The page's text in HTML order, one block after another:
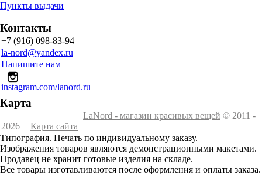
Пункты выдачи
Контакты
+7 (916) 098-83-94
la-nord@yandex.ru
Напишите нам
instagram.com/lanord.ru
Карта
LaNord - магазин красивых вещей © 2011 -
2026
Карта сайта
Типография. Печать по индивидуальному заказу.
Изображения товаров являются демонстрационными макетами.
Продавец не хранит готовые изделия на складе.
Все товары изготавливаются после оформления и оплаты заказа.